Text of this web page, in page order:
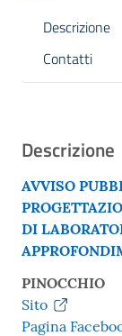
Descrizione
Contatti
Descrizione
AVVISO
DI
PINOCCHIO
Sito
Pagina